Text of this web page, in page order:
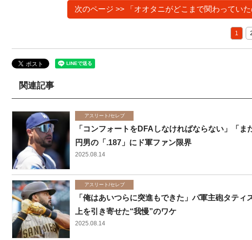
次のページ >> 「オオタニがどこまで関わってい
1
関連記事
アスリート/セレブ
「コンフォートをDFAしなければならない」「
円男の「.187」にド軍ファン限界
2025.08.14
アスリート/セレブ
「俺はあいつらに突進もできた」パ軍主砲タテ
上を引き寄せた“我慢”のワケ
2025.08.14